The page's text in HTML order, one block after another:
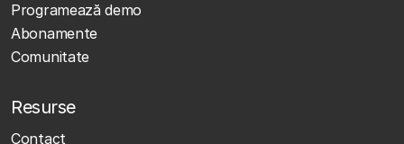
Programează demo
Abonamente
Comunitate
Resurse
Contact